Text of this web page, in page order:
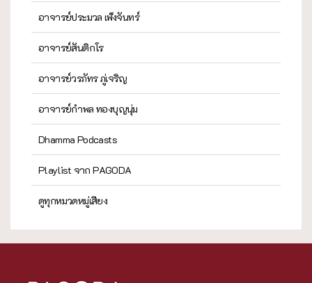
อาจารย์ประมวล เพ็งจันทร์
อาจารย์สันติกโร
อาจารย์วรภัทร ภู่เจริญ
อาจารย์กำพล ทองบุญนุ่ม
Dhamma Podcasts
Playlist จาก PAGODA
ดูทุกหมวดหมู่เสียง